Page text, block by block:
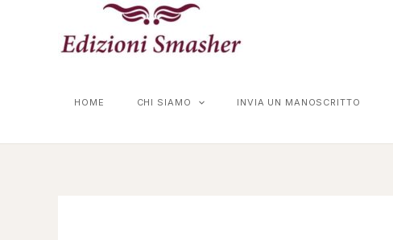
contenuto
HOME CHI SIAMO INVIA UN MANOSCRITTO